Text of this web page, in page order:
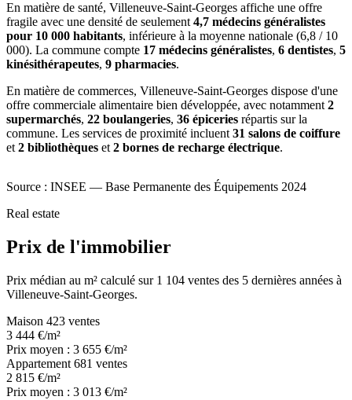
En matière de santé, Villeneuve-Saint-Georges affiche une offre
fragile avec une densité de seulement 4,7 médecins généralistes
pour 10 000 habitants, inférieure à la moyenne nationale (6,8 / 10
000). La commune compte 17 médecins généralistes, 6 dentistes, 5
kinésithérapeutes, 9 pharmacies.
En matière de commerces, Villeneuve-Saint-Georges dispose d'une
offre commerciale alimentaire bien développée, avec notamment 2
supermarchés, 22 boulangeries, 36 épiceries répartis sur la
commune. Les services de proximité incluent 31 salons de coiffure
et 2 bibliothèques et 2 bornes de recharge électrique.
Source : INSEE — Base Permanente des Équipements 2024
Real estate
Prix de l'immobilier
Prix médian au m² calculé sur 1 104 ventes des 5 dernières années à
Villeneuve-Saint-Georges.
Maison 423 ventes
3 444 €/m²
Prix moyen : 3 655 €/m²
Appartement 681 ventes
2 815 €/m²
Prix moyen : 3 013 €/m²